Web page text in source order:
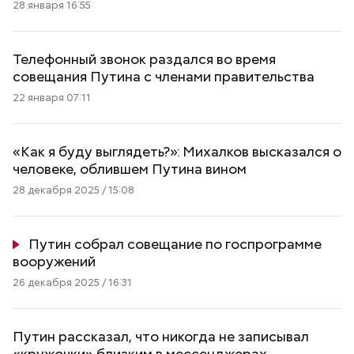
28 января 16:55
Телефонный звонок раздался во время
совещания Путина с членами правительства
22 января 07:11
«Как я буду выглядеть?»: Михалков высказался о
человеке, облившем Путина вином
28 декабря 2025 / 15:08
Путин собрал совещание по госпрограмме
вооружений
26 декабря 2025 / 16:31
Путин рассказал, что никогда не записывал